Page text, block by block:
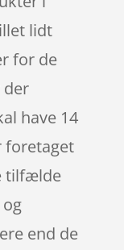
lidt
for de
der
have 14
foretaget
tilfælde
end de